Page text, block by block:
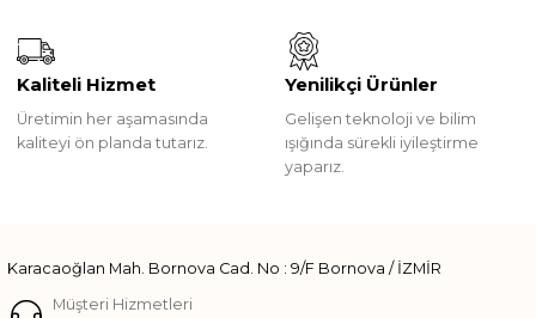
Kaliteli Hizmet
Üretimin her aşamasında
kaliteyi ön planda tutarız.
Yenilikçi Ürünler
Gelişen teknoloji ve bilim
ışığında sürekli iyileştirme
yaparız.
Karacaoğlan Mah. Bornova Cad. No : 9/F Bornova / İZMİR
Müşteri Hizmetleri